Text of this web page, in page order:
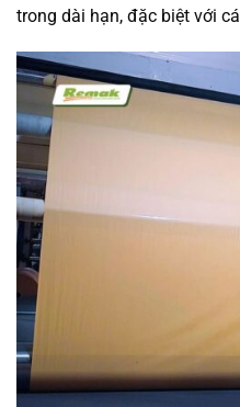
trong dài hạn, đặc biệt với